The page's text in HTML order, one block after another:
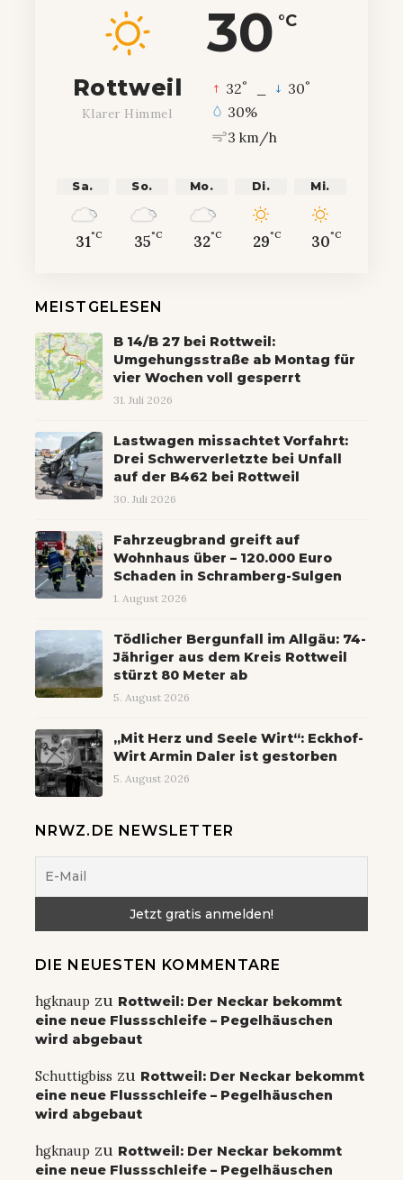
30 °C
Rottweil
Klarer Himmel
32° 30°
30%
3 km/h
Sa.
31°C
So.
35°C
Mo.
32°C
Di.
29°C
Mi.
30°C
MEISTGELESEN
B 14/B 27 bei Rottweil:
Umgehungsstraße ab Montag für
vier Wochen voll gesperrt
31. Juli 2026
Lastwagen missachtet Vorfahrt:
Drei Schwerverletzte bei Unfall
auf der B462 bei Rottweil
30. Juli 2026
Fahrzeugbrand greift auf
Wohnhaus über – 120.000 Euro
Schaden in Schramberg-Sulgen
1. August 2026
Tödlicher Bergunfall im Allgäu: 74-
Jähriger aus dem Kreis Rottweil
stürzt 80 Meter ab
5. August 2026
„Mit Herz und Seele Wirt“: Eckhof-
Wirt Armin Daler ist gestorben
5. August 2026
NRWZ.DE NEWSLETTER
DIE NEUESTEN KOMMENTARE
hgknaup zu Rottweil: Der Neckar bekommt
eine neue Flussschleife – Pegelhäuschen
wird abgebaut
Schuttigbiss zu Rottweil: Der Neckar bekommt
eine neue Flussschleife – Pegelhäuschen
wird abgebaut
hgknaup zu Rottweil: Der Neckar bekommt
eine neue Flussschleife – Pegelhäuschen